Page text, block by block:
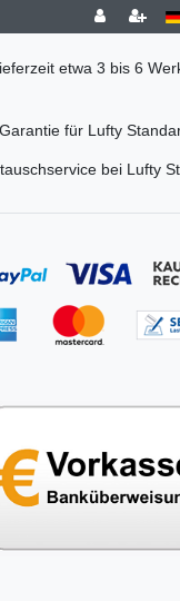
etwa 3 bis 6
für Lufty
bei Lufty